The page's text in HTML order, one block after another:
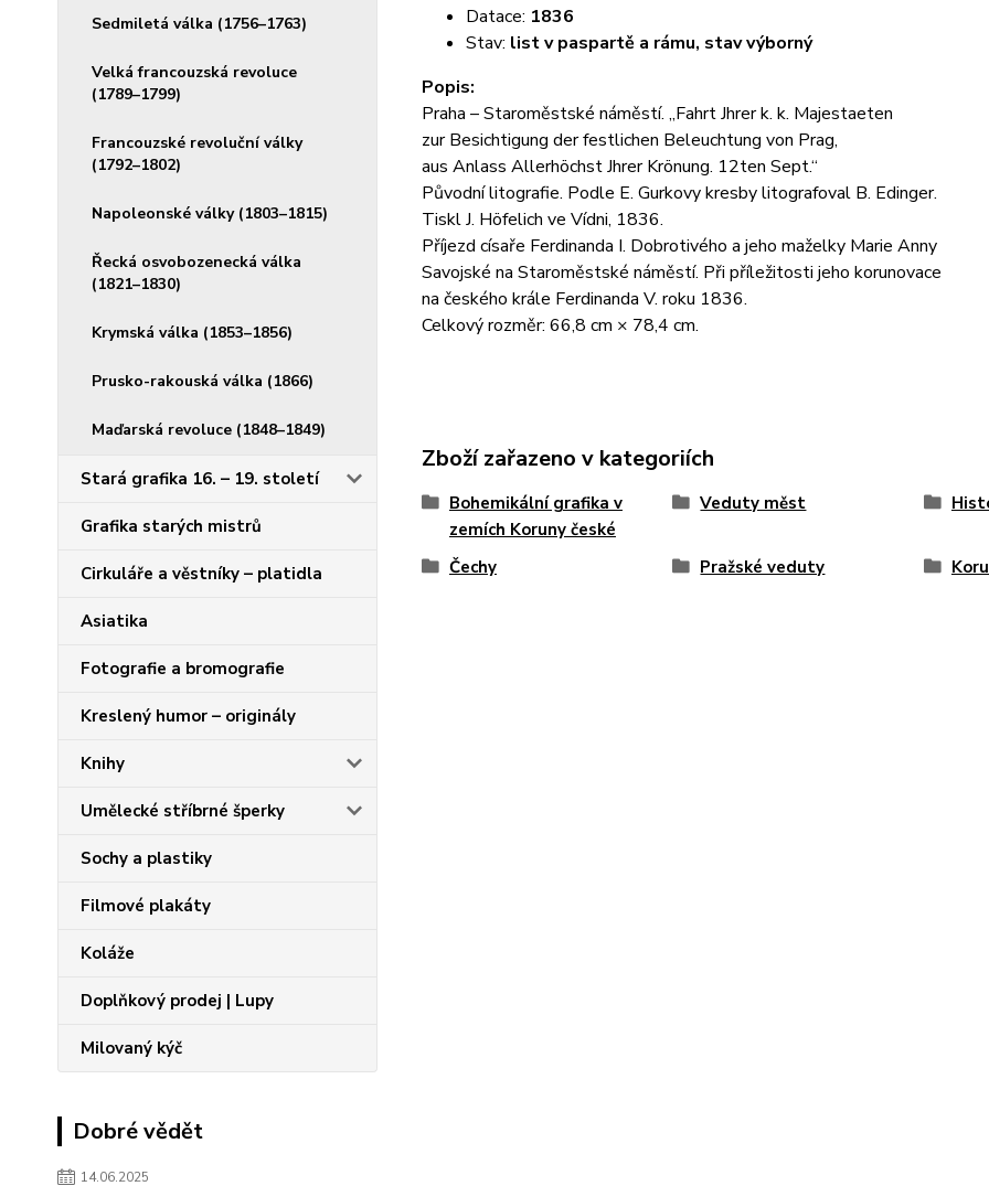
Sedmiletá válka (1756–1763)
Velká francouzská revoluce
(1789–1799)
Francouzské revoluční války
(1792–1802)
Napoleonské války (1803–1815)
Řecká osvobozenecká válka
(1821–1830)
Krymská válka (1853–1856)
Prusko-rakouská válka (1866)
Maďarská revoluce (1848–1849)
Stará grafika 16. – 19. století
Grafika starých mistrů
Cirkuláře a věstníky – platidla
Asiatika
Fotografie a bromografie
Kreslený humor – originály
Knihy
Umělecké stříbrné šperky
Sochy a plastiky
Filmové plakáty
Koláže
Doplňkový prodej | Lupy
Milovaný kýč
Dobré vědět
14.06.2025
Datace: 1836
Stav: list v paspartě a rámu, stav výborný
Popis:
Praha – Staroměstské náměstí. „Fahrt Jhrer k. k. Majestaeten
zur Besichtigung der festlichen Beleuchtung von Prag,
aus Anlass Allerhöchst Jhrer Krönung. 12ten Sept.“
Původní litografie. Podle E. Gurkovy kresby litografoval B. Edinger.
Tiskl J. Höfelich ve Vídni, 1836.
Příjezd císaře Ferdinanda I. Dobrotivého a jeho maželky Marie Anny
Savojské na Staroměstské náměstí. Při příležitosti jeho korunovace
na českého krále Ferdinanda V. roku 1836.
Celkový rozměr: 66,8 cm × 78,4 cm.
Zboží zařazeno v kategoriích
Bohemikální grafika v
zemích Koruny české
Veduty měst
Čechy Pražské veduty